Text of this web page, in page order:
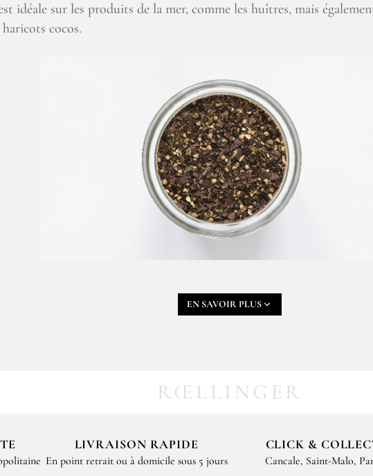
idéale sur les produits de la mer, comme les huîtres, mais
cocos.
EN SAVOIR PLUS
plus loin que celle d’Olivier dans une quête pour sublimer les
les produits de la mer.
création originale de poivre mignonnette 4 poivres
aux
RŒLLINGER
LIVRAISON RAPIDE
En point retrait ou à domicile sous 5 jours
CLICK &
Cancale, Saint-Malo,